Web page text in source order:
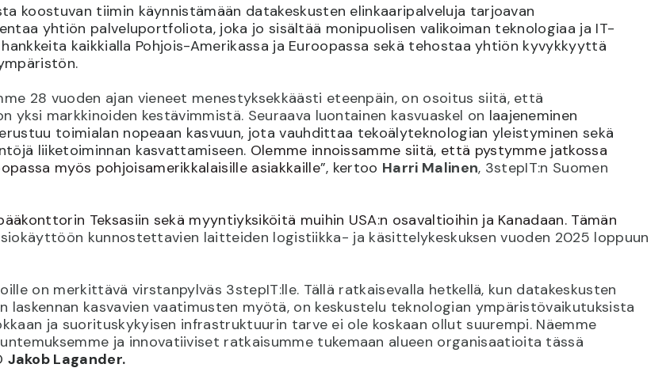
koostuvan tiimin käynnistämään datakeskusten elinkaaripalveluja tarjoavan
yhtiön palveluportfoliota, joka jo sisältää monipuolisen valikoiman teknologiaa ja IT-
kaikkialla Pohjois-Amerikassa ja Euroopassa sekä tehostaa yhtiön kyvykkyyttä
28 vuoden ajan vieneet menestyksekkäästi eteenpäin, on osoitus siitä, että
yksi markkinoiden kestävimmistä. Seuraava luontainen kasvuaskel on laajeneminen
toimialan nopeaan kasvuun, jota vauhdittaa tekoälyteknologian yleistyminen sekä
liiketoiminnan kasvattamiseen. Olemme innoissamme siitä, että pystymme jatkossa
myös pohjoisamerikkalaisille asiakkaille”, kertoo Harri Malinen, 3stepIT:n Suomen
Teksasiin sekä myyntiyksiköitä muihin USA:n osavaltioihin ja Kanadaan. Tämän
kunnostettavien laitteiden logistiikka- ja käsittelykeskuksen vuoden 2025 loppuun
on merkittävä virstanpylväs 3stepIT:lle. Tällä ratkaisevalla hetkellä, kun datakeskusten
laskennan kasvavien vaatimusten myötä, on keskustelu teknologian ympäristövaikutuksista
ja suorituskykyisen infrastruktuurin tarve ei ole koskaan ollut suurempi. Näemme
ja innovatiiviset ratkaisumme tukemaan alueen organisaatioita tässä
Jakob Lagander.